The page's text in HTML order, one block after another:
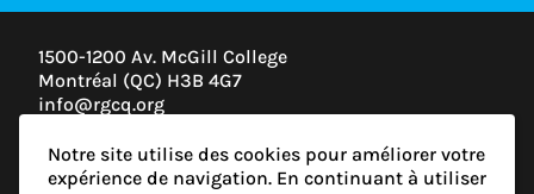
Notre site utilise des cookies pour améliorer votre
expérience de navigation. En continuant à utiliser
1500-1200 Av. McGill College
Montréal (QC) H3B 4G7
info@rgcq.org
MONTRÉAL
QUÉBEC